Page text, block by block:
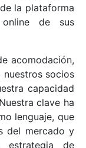
la plataforma
online de sus
acomodación,
nuestros socios
capacidad
clave ha
lenguaje, que
del mercado y
estrategia de